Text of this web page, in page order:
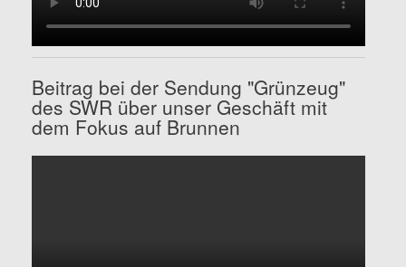
Beitrag bei der Sendung "Grünzeug"
des SWR über unser Geschäft mit
dem Fokus auf Brunnen